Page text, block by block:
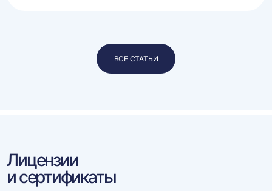
ВСЕ СТАТЬИ
Лицензии
и сертификаты